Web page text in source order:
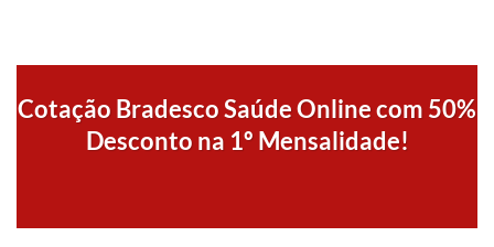
Cotação Bradesco Saúde Online com 50%
Desconto na 1º Mensalidade!